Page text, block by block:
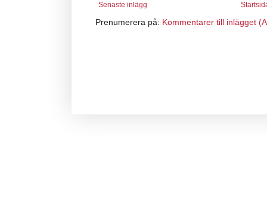
Senaste inlägg
Prenumerera på: Kommentarer till inlägget